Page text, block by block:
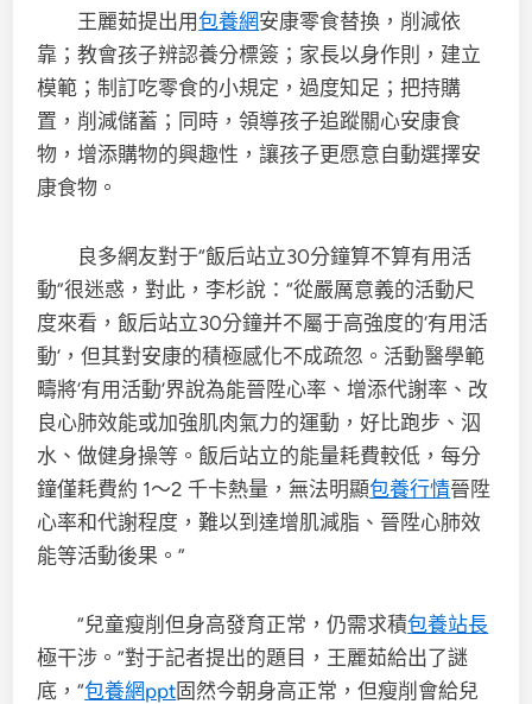
王麗茹提出用包養網安康零食替換，削減依
靠；教會孩子辨認養分標簽；家長以身作則，建立
模範；制訂吃零食的小規定，過度知足；把持購
置，削減儲蓄；同時，領導孩子追蹤關心安康食
物，增添購物的興趣性，讓孩子更愿意自動選擇安
康食物。
良多網友對于“飯后站立30分鐘算不算有用活
動”很迷惑，對此，李杉說：“從嚴厲意義的活動尺
度來看，飯后站立30分鐘并不屬于高強度的‘有用活
動’，但其對安康的積極感化不成疏忽。活動醫學範
疇將‘有用活動’界說為能晉陞心率、增添代謝率、改
良心肺效能或加強肌肉氣力的運動，好比跑步、泅
水、做健身操等。飯后站立的能量耗費較低，每分
鐘僅耗費約 1～2 千卡熱量，無法明顯包養行情晉陞
心率和代謝程度，難以到達增肌減脂、晉陞心肺效
能等活動後果。”
“兒童瘦削但身高發育正常，仍需求積包養站長
極干涉。”對于記者提出的題目，王麗茹給出了謎
底，“包養網ppt固然今朝身高正常，但瘦削會給兒